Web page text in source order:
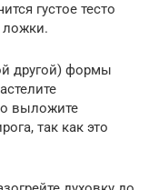
густое тесто
ложки.
другой) формы
выложите
так как это